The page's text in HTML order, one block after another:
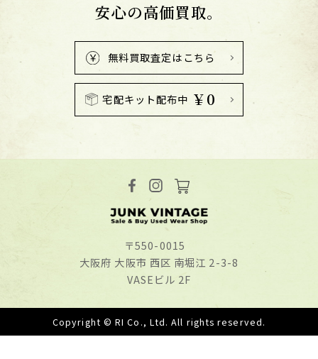
安心の高価買取。
無料買取査定はこちら
宅配キット配布中 ￥0
〒550-0015
⼤阪府 ⼤阪市 ⻄区 南堀江 2-3-8
VASEビル 2F
Copyright © RI Co., Ltd. All rights reserved.